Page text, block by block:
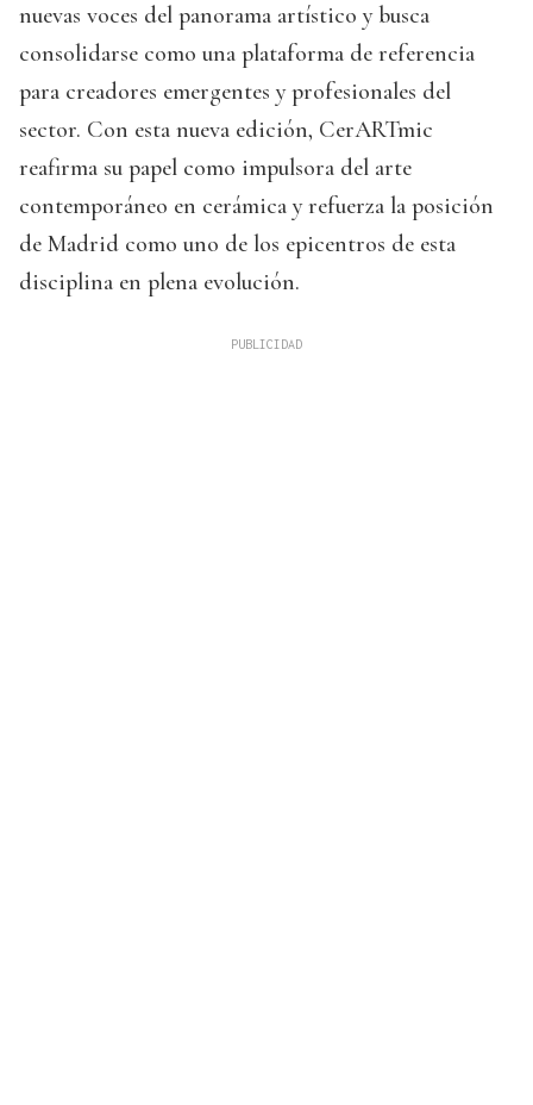
nuevas voces del panorama artístico y busca
consolidarse como una plataforma de referencia
para creadores emergentes y profesionales del
sector. Con esta nueva edición, CerARTmic
reafirma su papel como impulsora del arte
contemporáneo en cerámica y refuerza la posición
de Madrid como uno de los epicentros de esta
disciplina en plena evolución.